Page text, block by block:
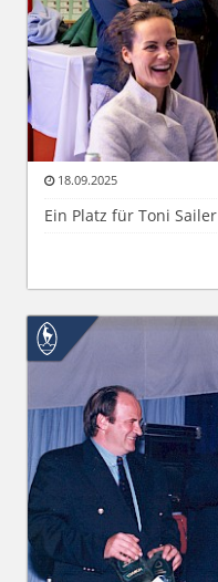
18.09.2025
Ein Platz für Toni Sailer